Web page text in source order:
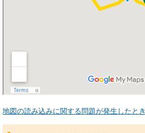
地図の読み込みに関する問題が発生したとき